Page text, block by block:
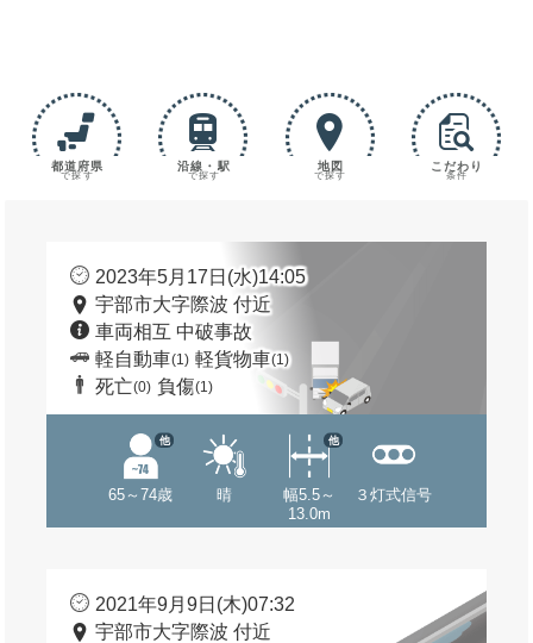
都道府県
で探す
沿線・駅
で探す
地図
で探す
こだわり
条件
2023年5月17日(水)14:05
宇部市大字際波 付近
車両相互 中破事故
軽自動車(1) 軽貨物車(1)
死亡(0) 負傷(1)
65～74歳
他
晴
幅5.5～
13.0m
他
３灯式信号
2021年9月9日(木)07:32
宇部市大字際波 付近